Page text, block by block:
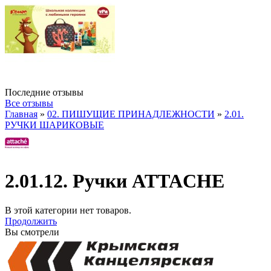
Последние отзывы
Все отзывы
Главная » 02. ПИШУЩИЕ ПРИНАДЛЕЖНОСТИ » 2.01.
РУЧКИ ШАРИКОВЫЕ
2.01.12. Ручки ATTACHE
В этой категории нет товаров.
Продолжить
Вы смотрели